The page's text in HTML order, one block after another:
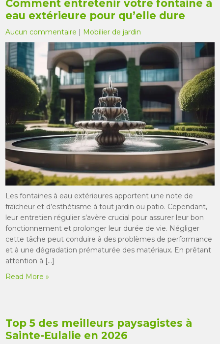
Comment entretenir votre fontaine à
eau extérieure pour qu’elle dure
Aucun commentaire | Mobilier de jardin
Les fontaines à eau extérieures apportent une note de
fraîcheur et d’esthétisme à tout jardin ou patio. Cependant,
leur entretien régulier s’avère crucial pour assurer leur bon
fonctionnement et prolonger leur durée de vie. Négliger
cette tâche peut conduire à des problèmes de performance
et à une dégradation prématurée des matériaux. En prêtant
attention à […]
Read More »
Top 5 des meilleurs paysagistes à
Sainte-Eulalie en 2026